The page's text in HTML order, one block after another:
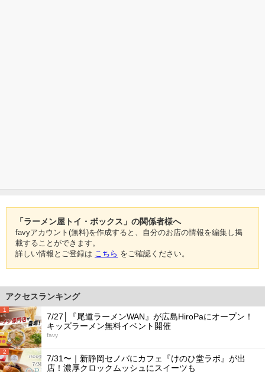
「ラーメン屋トイ・ボックス」の関係者様へ
favyアカウント(無料)を作成すると、自分のお店の情報を編集し掲
載することができます。
詳しい情報とご登録は こちら をご確認ください。
アクセスランキング
1
7/27│『尾道ラーメンWAN』が広島HiroPaにオープン！
キッズラーメン無料イベント開催
favy
2
7/31〜｜新静岡セノバにカフェ『けのひ堂ラボ』が出
店！濃厚クロックムッシュにスイーツも